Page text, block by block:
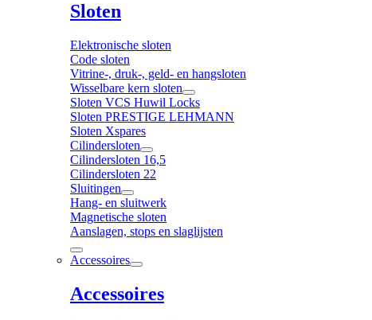
Sloten
Elektronische sloten
Code sloten
Vitrine-, druk-, geld- en hangsloten
Wisselbare kern sloten
Sloten VCS Huwil Locks
Sloten PRESTIGE LEHMANN
Sloten Xspares
Cilindersloten
Cilindersloten 16,5
Cilindersloten 22
Sluitingen
Hang- en sluitwerk
Magnetische sloten
Aanslagen, stops en slaglijsten
Accessoires
Accessoires